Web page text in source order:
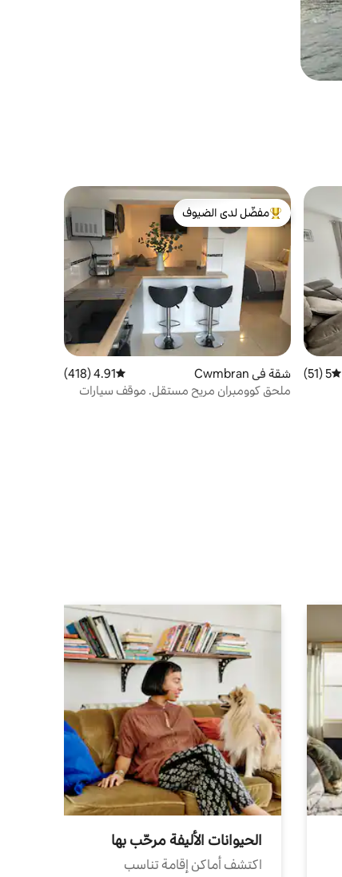
متوسط التقييم 5 من 5، 51 مراجعات
5 (51)
من أبرز البيوت المفضّلة لدى الضيوف
مفضّل لدى الضيوف
شقة في Cwmbran متوسط التقييم 4.91 من 5، 418 مراجعات
4.91 (418)
ملحق كوومبران مريح مستقل. موقف سيارات
الحيوانات الأليفة مرحّب بها
اكتشف أماكن إقامة تناسب